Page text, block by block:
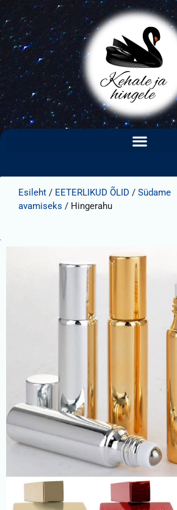
Esileht / EETERLIKUD ÕLID / Südame
avamiseks / Hingerahu